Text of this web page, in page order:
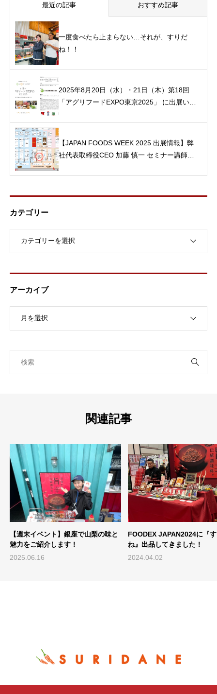
最近の記事 おすすめ記事
一度食べたら止まらない…それが、すりだ
ね！！
2025年8月20日（水）・21日（木）第18回
「アグリフードEXPO東京2025」 に出展いた
【JAPAN FOODS WEEK 2025 出展情報】弊
社代表取締役CEO 加藤 慎一 セミナー講師と
カテゴリー
アーカイブ
関連記事
FOODEX JAPAN2024に『すりだ
ね』出品してきました！
2024.04.02
ファクトリーの新しい仲間
2024.02.05